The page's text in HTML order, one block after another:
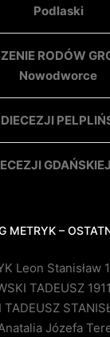
Podlaski
RODÓW
Nowodworce
METRYK –
Leon Stanisław
TADEUSZ
TADEUSZ
Józefa